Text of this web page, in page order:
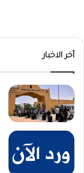
أخر الاخبار